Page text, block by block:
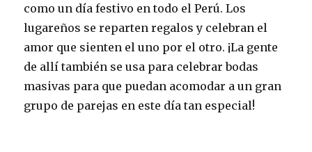
como un día festivo en todo el Perú. Los
lugareños se reparten regalos y celebran el
amor que sienten el uno por el otro. ¡La gente
de allí también se usa para celebrar bodas
masivas para que puedan acomodar a un gran
grupo de parejas en este día tan especial!